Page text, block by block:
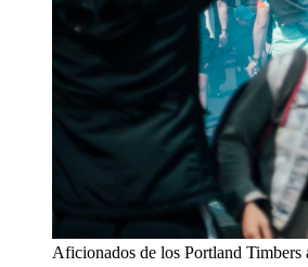
Aficionados de los Portland Timbers